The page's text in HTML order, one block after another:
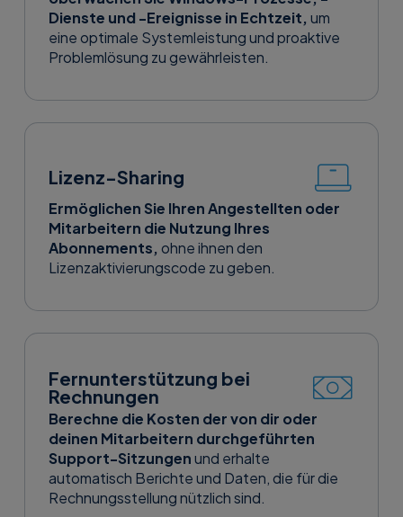
Dienste und -Ereignisse in Echtzeit, um
eine optimale Systemleistung und proaktive
Problemlösung zu gewährleisten.
Lizenz-Sharing
Ermöglichen Sie Ihren Angestellten oder
Mitarbeitern die Nutzung Ihres
Abonnements, ohne ihnen den
Lizenzaktivierungscode zu geben.
Fernunterstützung bei
Rechnungen
Berechne die Kosten der von dir oder
deinen Mitarbeitern durchgeführten
Support-Sitzungenund erhalte
automatisch Berichte und Daten, die für die
Rechnungsstellung nützlich sind.